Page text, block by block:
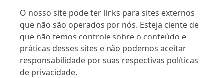
O nosso site pode ter links para sites externos
que não são operados por nós. Esteja ciente de
que não temos controle sobre o conteúdo e
práticas desses sites e não podemos aceitar
responsabilidade por suas respectivas políticas
de privacidade.